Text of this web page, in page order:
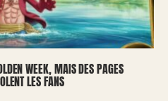
WEEK, MAIS DES PAGES
LES FANS